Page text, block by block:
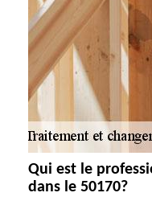
Qui est le
dans le 50170?